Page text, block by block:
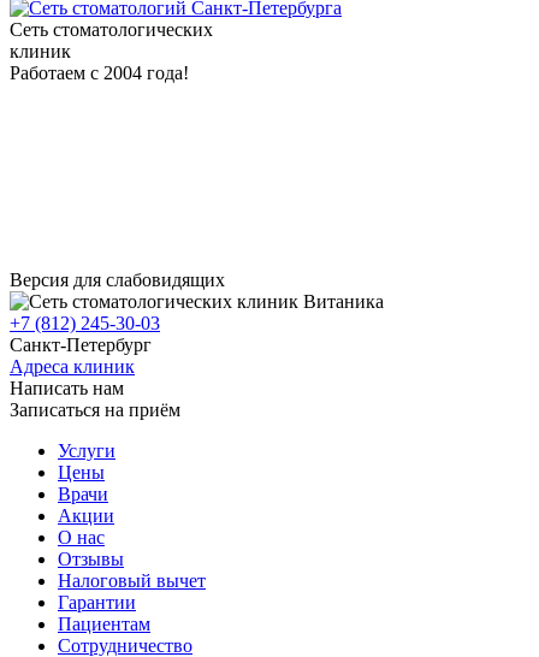
клиники
Сеть стоматологических
клиник
Работаем с 2004 года!
Версия для слабовидящих
+7 (812) 245-30-03
Санкт-Петербург
Адреса клиник
Написать нам
Записаться на приём
Услуги
Цены
Врачи
Акции
О нас
Отзывы
Налоговый вычет
Гарантии
Пациентам
Сотрудничество